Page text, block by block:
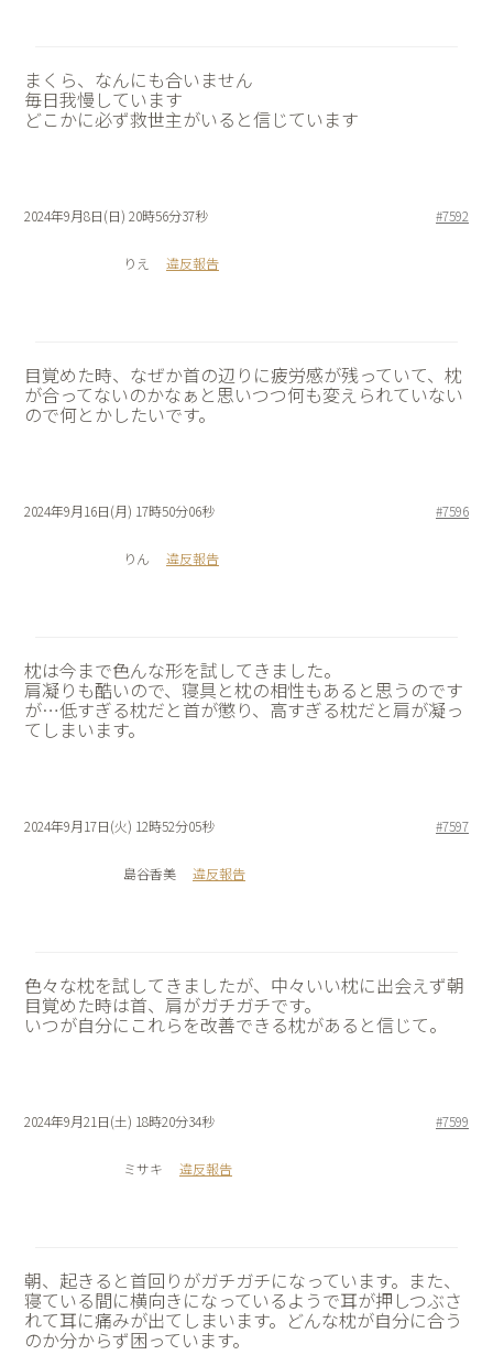
まくら、なんにも合いません
毎日我慢しています
どこかに必ず救世主がいると信じています
2024年9月8日(日) 20時56分37秒 #7592
りえ 違反報告
目覚めた時、なぜか首の辺りに疲労感が残っていて、枕
が合ってないのかなぁと思いつつ何も変えられていない
ので何とかしたいです。
2024年9月16日(月) 17時50分06秒 #7596
りん 違反報告
枕は今まで色んな形を試してきました。
肩凝りも酷いので、寝具と枕の相性もあると思うのです
が…低すぎる枕だと首が懲り、高すぎる枕だと肩が凝っ
てしまいます。
2024年9月17日(火) 12時52分05秒 #7597
島谷香美 違反報告
色々な枕を試してきましたが、中々いい枕に出会えず朝
目覚めた時は首、肩がガチガチです。
いつが自分にこれらを改善できる枕があると信じて。
2024年9月21日(土) 18時20分34秒 #7599
ミサキ 違反報告
朝、起きると首回りがガチガチになっています。また、
寝ている間に横向きになっているようで耳が押しつぶさ
れて耳に痛みが出てしまいます。どんな枕が自分に合う
のか分からず困っています。